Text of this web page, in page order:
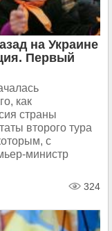
на Украине
Первый
как
страны
второго тура
с
министр
324